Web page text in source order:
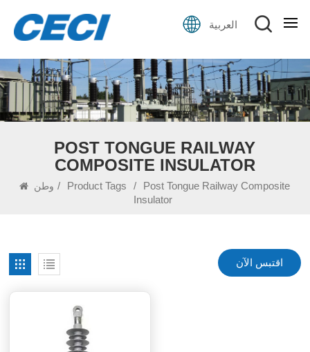
العربية
POST TONGUE RAILWAY
COMPOSITE INSULATOR
وطن / Product Tags /
Post Tongue Railway Composite
Insulator
اقتبس الآن